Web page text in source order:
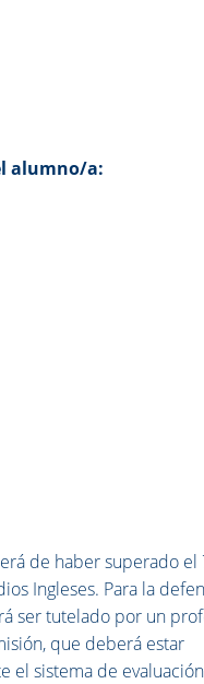
alumno/a:
de haber superado el
Ingleses. Para la
ser tutelado por un
que deberá estar
el sistema de